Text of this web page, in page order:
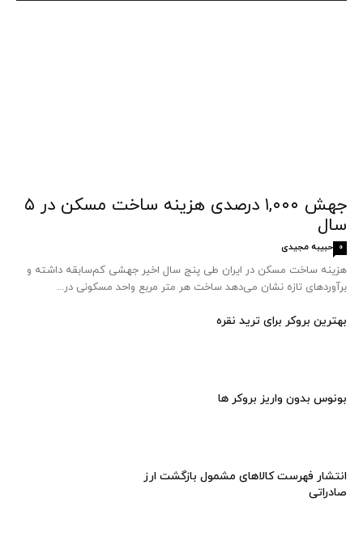
جهش ۱,۰۰۰ درصدی هزینه ساخت مسکن در ۵
سال
حبیبه مجیدی 0
هزینه ساخت مسکن در ایران طی پنج سال اخیر جهشی کم‌سابقه داشته و
برآوردهای تازه نشان می‌دهد ساخت هر متر مربع واحد مسکونی در...
بهترین بروکر برای ترید نقره
بونوس بدون واریز بروکر ها
انتشار فهرست کالاهای مشمول بازگشت ارز
صادراتی